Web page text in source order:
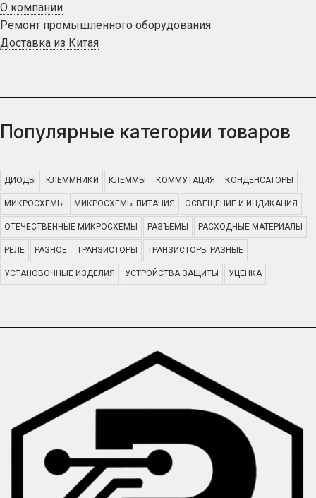
О компании
Ремонт промышленного оборудования
Доставка из Китая
Популярные категории товаров
ДИОДЫ КЛЕММНИКИ КЛЕММЫ КОММУТАЦИЯ КОНДЕНСАТОРЫ
МИКРОСХЕМЫ МИКРОСХЕМЫ ПИТАНИЯ ОСВЕЩЕНИЕ И ИНДИКАЦИЯ
ОТЕЧЕСТВЕННЫЕ МИКРОСХЕМЫ РАЗЪЕМЫ РАСХОДНЫЕ МАТЕРИАЛЫ
РЕЛЕ РАЗНОЕ ТРАНЗИСТОРЫ ТРАНЗИСТОРЫ РАЗНЫЕ
УСТАНОВОЧНЫЕ ИЗДЕЛИЯ УСТРОЙСТВА ЗАЩИТЫ УЦЕНКА